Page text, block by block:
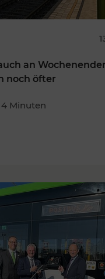
an
noch öfter
4 Minuten